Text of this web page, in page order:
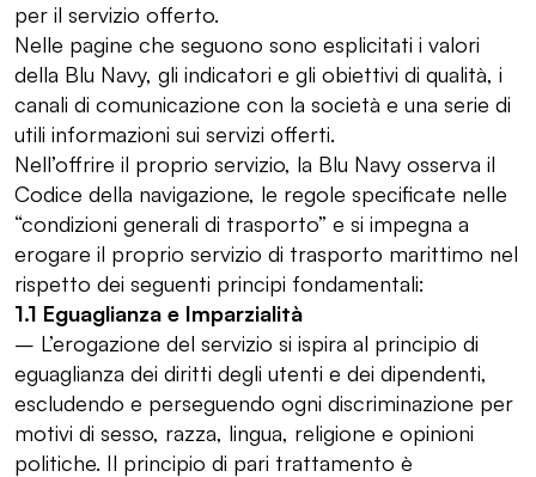
per il servizio offerto.
Nelle pagine che seguono sono esplicitati i valori
della Blu Navy, gli indicatori e gli obiettivi di qualità, i
canali di comunicazione con la società e una serie di
utili informazioni sui servizi offerti.
Nell’offrire il proprio servizio, la Blu Navy osserva il
Codice della navigazione, le regole specificate nelle
“condizioni generali di trasporto” e si impegna a
erogare il proprio servizio di trasporto marittimo nel
rispetto dei seguenti principi fondamentali:
1.1 Eguaglianza e Imparzialità
– L’erogazione del servizio si ispira al principio di
eguaglianza dei diritti degli utenti e dei dipendenti,
escludendo e perseguendo ogni discriminazione per
motivi di sesso, razza, lingua, religione e opinioni
politiche. Il principio di pari trattamento è